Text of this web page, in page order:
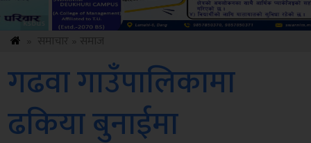
Sdc
गढवा गाउँपालिकामा
ढकिया बुनाईमा